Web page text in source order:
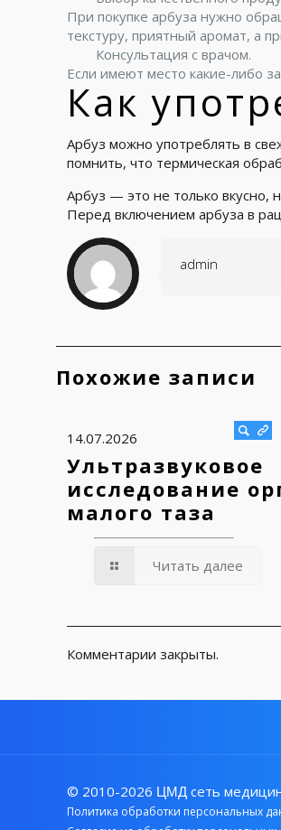
При покупке арбуза нужно
текстуру, приятный аромат, а
Консультация с врачом.
Если имеют место какие-либо
Как
Арбуз можно употреблять в
помнить, что термическая
Арбуз — это не только вкусно,
Перед включением арбуза в
admin
Похожие записи
14.07.2026
Ультразвуковое
исследование
малого таза
Читать далее
Комментарии закрыты.
© 2010-2026 ЦМД сеть
Политика обработки персональных